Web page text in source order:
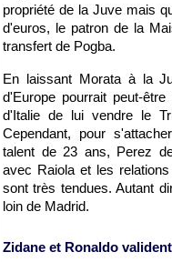
propriété de la Juve mais
d'euros, le patron de la
transfert de Pogba.
En laissant Morata à la
d'Europe pourrait peut-
d'Italie de lui vendre le
Cependant, pour
talent de 23 ans, Perez
avec Raiola et les
sont très tendues. Autant
loin de Madrid.
Zidane et Ronaldo